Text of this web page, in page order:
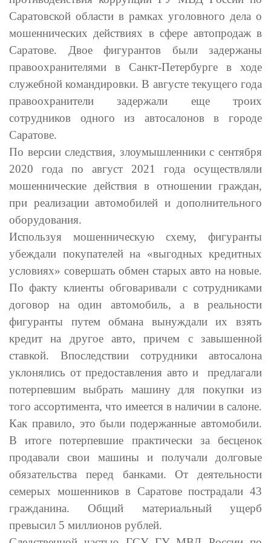
Саратовской области в рамках уголовного дела о
мошеннических действиях в сфере автопродаж в
Саратове. Двое фигурантов были задержаны
правоохранителями в Санкт-Петербурге в ходе
служебной командировки. В августе текущего года
правоохранители задержали еще троих
сотрудников одного из автосалонов в городе
Саратове.
По версии следствия, злоумышленники с сентября
2020 года по август 2021 года осуществляли
мошеннические действия в отношении граждан,
при реализации автомобилей и дополнительного
оборудования.
Используя мошенническую схему, фигуранты
убеждали покупателей на «выгодных кредитных
условиях» совершать обмен старых авто на новые.
По факту клиенты обговаривали с сотрудниками
договор на один автомобиль, а в реальности
фигуранты путем обмана вынуждали их взять
кредит на другое авто, причем с завышенной
ставкой. Впоследствии сотрудники автосалона
уклонялись от предоставления авто и предлагали
потерпевшим выбрать машину для покупки из
того ассортимента, что имеется в наличии в салоне.
Как правило, это были подержанные автомобили.
В итоге потерпевшие практически за бесценок
продавали свои машины и получали долговые
обязательства перед банками. От деятельности
семерых мошенников в Саратове пострадали 43
гражданина. Общий материальный ущерб
превысил 5 миллионов рублей.